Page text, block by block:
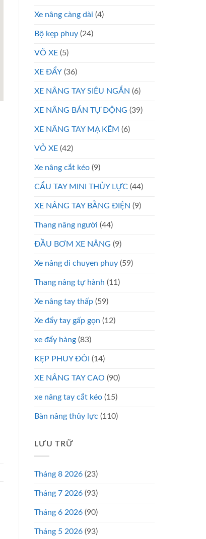
Xe nâng càng dài (4)
Bộ kẹp phuy (24)
VÕ XE (5)
XE ĐẨY (36)
XE NÂNG TAY SIÊU NGẮN (6)
XE NÂNG BÁN TỰ ĐỘNG (39)
XE NÂNG TAY MẠ KẼM (6)
VỎ XE (42)
Xe nâng cắt kéo (9)
CẨU TAY MINI THỦY LỰC (44)
XE NÂNG TAY BẰNG ĐIỆN (9)
Thang nâng người (44)
ĐẦU BƠM XE NÂNG (9)
Xe nâng di chuyen phuy (59)
Thang nâng tự hành (11)
Xe nâng tay thấp (59)
Xe đẩy tay gấp gọn (12)
xe đẩy hàng (83)
KẸP PHUY ĐÔI (14)
XE NÂNG TAY CAO (90)
xe nâng tay cắt kéo (15)
Bàn nâng thủy lực (110)
LƯU TRỮ
Tháng 8 2026 (23)
Tháng 7 2026 (93)
Tháng 6 2026 (90)
Tháng 5 2026 (93)